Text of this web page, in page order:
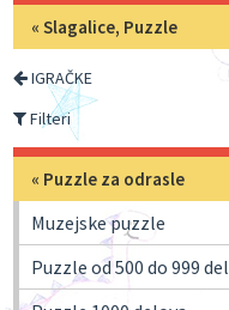
«Slagalice, Puzzle
IGRAČKE
Filteri
« Puzzle za odrasle
Muzejske puzzle
Puzzle od 500 do 999